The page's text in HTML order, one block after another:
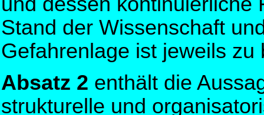
Stand der Wissenschaft
Gefahrenlage ist jeweils zu
Absatz 2 enthält die
strukturelle und